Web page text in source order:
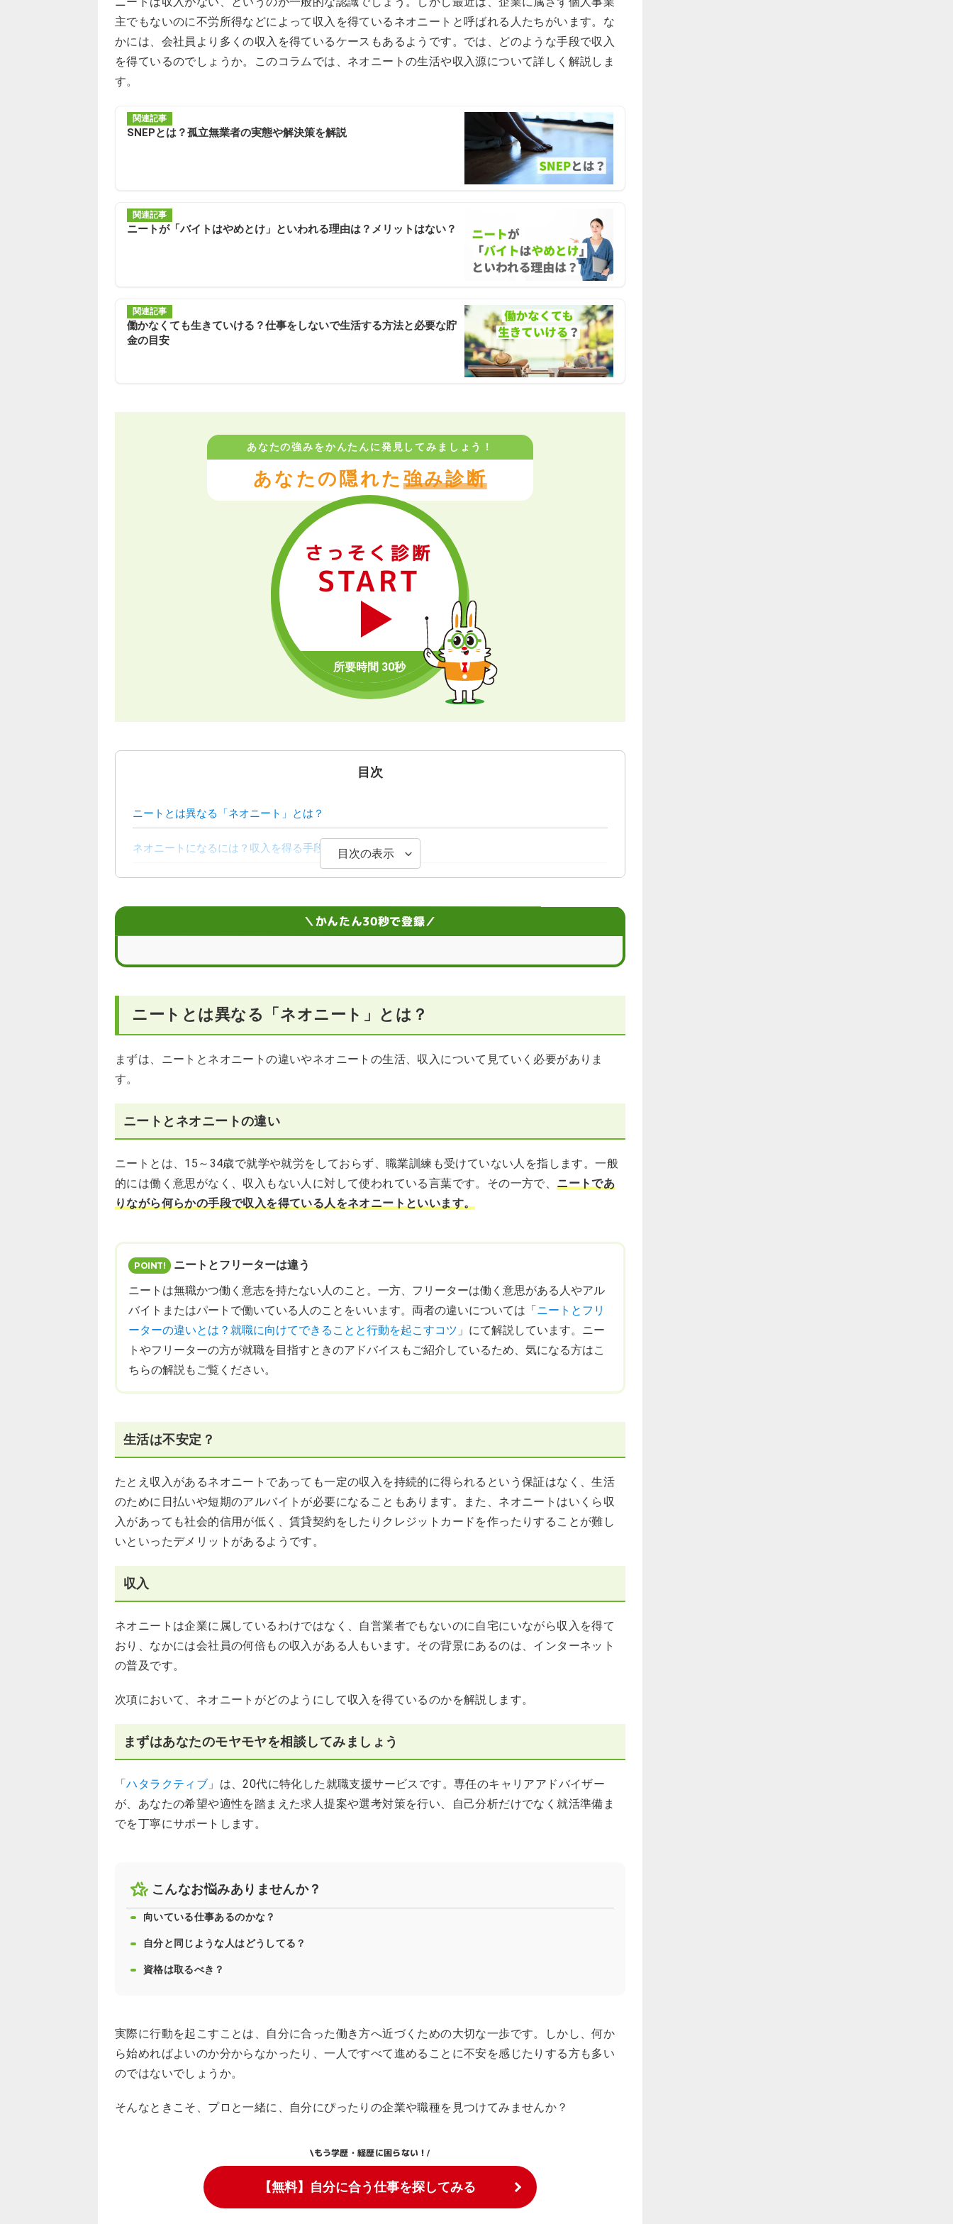
主でもないのに不労所得などによって収入を得ているネオニートと呼ばれる人たちがいます。な
かには、会社員より多くの収入を得ているケースもあるようです。では、どのような手段で収入
を得ているのでしょうか。このコラムでは、ネオニートの生活や収入源について詳しく解説しま
す。
関連記事
SNEPとは？孤立無業者の実態や解決策を解説
関連記事
ニートが「バイトはやめとけ」といわれる理由は？メリットはない？
関連記事
働かなくても生きていける？仕事をしないで生活する方法と必要な貯
金の目安
あなたの強みをかんたんに発見してみましょう！
あなたの隠れた強み診断
さっそく診断
START
目次
ニートとは異なる「ネオニート」とは？
ネオニートになるには？収入を得る手段 目次の表示
＼かんたん30秒で登録／
ニートとは異なる「ネオニート」とは？
まずは、ニートとネオニートの違いやネオニートの生活、収入について見ていく必要がありま
す。
ニートとネオニートの違い
ニートとは、15～34歳で就学や就労をしておらず、職業訓練も受けていない人を指します。一般
的には働く意思がなく、収入もない人に対して使われている言葉です。その一方で、ニートであ
りながら何らかの手段で収入を得ている人をネオニートといいます。
ニートとフリーターは違う
ニートは無職かつ働く意志を持たない人のこと。一方、フリーターは働く意思がある人やアル
バイトまたはパートで働いている人のことをいいます。両者の違いについては「ニートとフリ
ーターの違いとは？就職に向けてできることと行動を起こすコツ 」にて解説しています。ニー
トやフリーターの方が就職を目指すときのアドバイスもご紹介しているため、気になる方はこ
ちらの解説もご覧ください。
生活は不安定？
たとえ収入があるネオニートであっても一定の収入を持続的に得られるという保証はなく、生活
のために日払いや短期のアルバイトが必要になることもあります。また、ネオニートはいくら収
入があっても社会的信用が低く、賃貸契約をしたりクレジットカードを作ったりすることが難し
いといったデメリットがあるようです。
収入
ネオニートは企業に属しているわけではなく、自営業者でもないのに自宅にいながら収入を得て
おり、なかには会社員の何倍もの収入がある人もいます。その背景にあるのは、インターネット
の普及です。
次項において、ネオニートがどのようにして収入を得ているのかを解説します。
まずはあなたのモヤモヤを相談してみましょう
「ハタラクティブ 」は、20代に特化した就職支援サービスです。専任のキャリアアドバイザー
が、あなたの希望や適性を踏まえた求人提案や選考対策を行い、自己分析だけでなく就活準備ま
でを丁寧にサポートします。
こんなお悩みありませんか？
向いている仕事あるのかな？
自分と同じような人はどうしてる？
資格は取るべき？
実際に行動を起こすことは、自分に合った働き方へ近づくための大切な一歩です。しかし、何か
ら始めればよいのか分からなかったり、一人ですべて進めることに不安を感じたりする方も多い
のではないでしょうか。
そんなときこそ、プロと一緒に、自分にぴったりの企業や職種を見つけてみませんか？
\もう学歴・経歴に困らない！/
【無料】自分に合う仕事を探してみる